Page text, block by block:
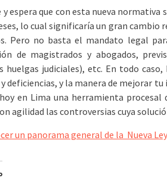
y espera que con esta nueva
lo cual significaría un gran cambio
Pero no basta el mandato legal
de magistrados y abogados,
huelgas judiciales), etc. En todo caso,
y deficiencias, y la manera de mejorar
en Lima una herramienta procesal
agilidad las controversias cuya
un panorama general de la Nueva